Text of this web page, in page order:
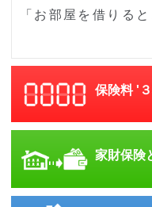
「お部屋を借りる
保険料 '
家財保険